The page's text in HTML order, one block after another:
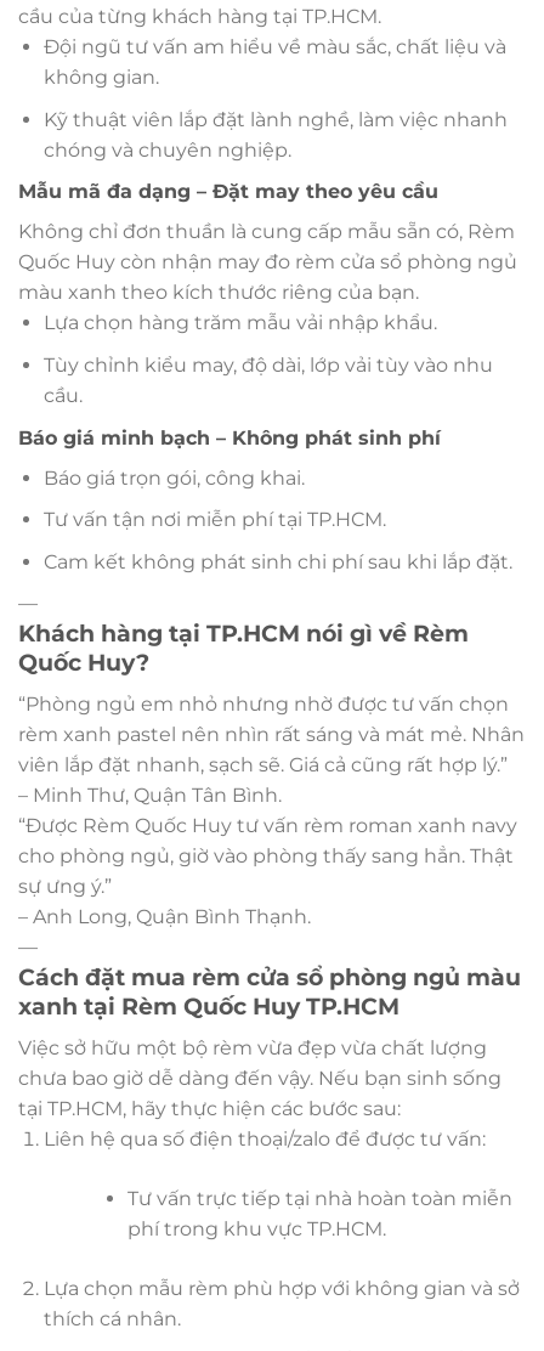
cầu của từng khách hàng tại TP.HCM.
Đội ngũ tư vấn am hiểu về màu sắc, chất liệu và
không gian.
Kỹ thuật viên lắp đặt lành nghề, làm việc nhanh
chóng và chuyên nghiệp.
Mẫu mã đa dạng – Đặt may theo yêu cầu
Không chỉ đơn thuần là cung cấp mẫu sẵn có, Rèm
Quốc Huy còn nhận may đo rèm cửa sổ phòng ngủ
màu xanh theo kích thước riêng của bạn.
Lựa chọn hàng trăm mẫu vải nhập khẩu.
Tùy chỉnh kiểu may, độ dài, lớp vải tùy vào nhu
cầu.
Báo giá minh bạch – Không phát sinh phí
Báo giá trọn gói, công khai.
Tư vấn tận nơi miễn phí tại TP.HCM.
Cam kết không phát sinh chi phí sau khi lắp đặt.
—
Khách hàng tại TP.HCM nói gì về Rèm
Quốc Huy?
“Phòng ngủ em nhỏ nhưng nhờ được tư vấn chọn
rèm xanh pastel nên nhìn rất sáng và mát mẻ. Nhân
viên lắp đặt nhanh, sạch sẽ. Giá cả cũng rất hợp lý.”
– Minh Thư, Quận Tân Bình.
“Được Rèm Quốc Huy tư vấn rèm roman xanh navy
cho phòng ngủ, giờ vào phòng thấy sang hẳn. Thật
sự ưng ý.”
– Anh Long, Quận Bình Thạnh.
—
Cách đặt mua rèm cửa sổ phòng ngủ màu
xanh tại Rèm Quốc Huy TP.HCM
Việc sở hữu một bộ rèm vừa đẹp vừa chất lượng
chưa bao giờ dễ dàng đến vậy. Nếu bạn sinh sống
tại TP.HCM, hãy thực hiện các bước sau:
Liên hệ qua số điện thoại/zalo để được tư vấn:
Tư vấn trực tiếp tại nhà hoàn toàn miễn
phí trong khu vực TP.HCM.
Lựa chọn mẫu rèm phù hợp với không gian và sở
thích cá nhân.